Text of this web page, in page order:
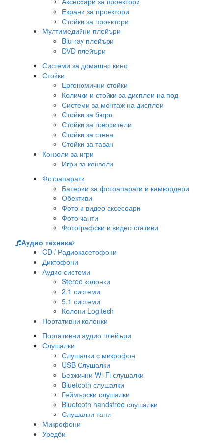
Екрани за проектори
Стойки за проектори
Мултимедийни плейъри
Blu-ray плейъри
DVD плейъри
Системи за домашно кино
Стойки
Ергономични стойки
Колички и стойки за дисплеи на под
Системи за монтаж на дисплеи
Стойки за бюро
Стойки за говорители
Стойки за стена
Стойки за таван
Конзоли за игри
Игри за конзоли
Фотоапарати
Батерии за фотоапарати и камкордери
Обективи
Фото и видео аксесоари
Фото чанти
Фотографски и видео стативи
Аудио техника
CD / Радиокасетофони
Диктофони
Аудио системи
Stereo колонки
2.1 системи
5.1 системи
Колони Logitech
Портативни колонки
Портативни аудио плейъри
Слушалки
Слушалки с микрофон
USB Слушалки
Безжични Wi-Fi слушалки
Bluetooth слушалки
Геймърски слушалки
Bluetooth handsfree слушалки
Слушалки тапи
Микрофони
Уредби